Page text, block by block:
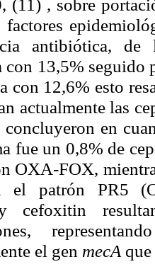
(11) , sobre
factores
antibiótica,
13,5% seguido
con 12,6% esto
actualmente las
concluyeron en
fue un 0,8% de
OXA-FOX,
el patrón PR5
cefoxitin
el gen mecA